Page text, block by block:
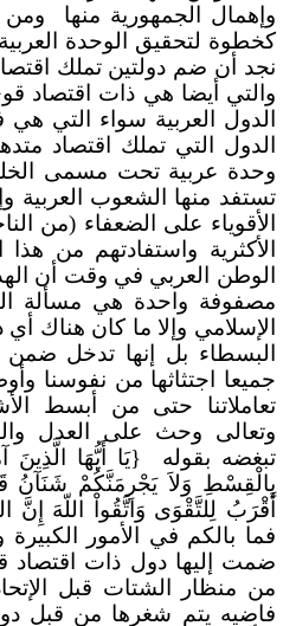
وإهمال الجمهورية منها
ومن
كخطوة لتحقيق الوحدة
نجد أن ضم دولتين تملك
والتي أيضا هي ذات اقتصاد
الدول العربية سواء التي
الدول التي تملك اقتصاد
وحدة عربية تحت مسمى
تستفد منها الشعوب
الأقوياء على الضعفاء (من
الأكثرية واستفادتهم من
الوطن العربي في وقت أن
مصفوفة واحدة هي مسألة
الإسلامي وإلا ما كان هناك
البسطاء بل إنها تدخل ضمن
جميعا اجتثاثها من نفوسنا
تعاملاتنا حتى من أبسط
وتعالى وحث على العدل
تبغضه بقوله
{يَا أَيُّهَا الَّذِينَ
بِالْقِسْطِ وَلاَ يَجْرِمَنَّكُمْ شَنَآنُ
فما بالكم في الأمور
ضمت إليها دول ذات اقتصاد
من منظار الشتات قبل
فاضيه يتم شغرها من قبل